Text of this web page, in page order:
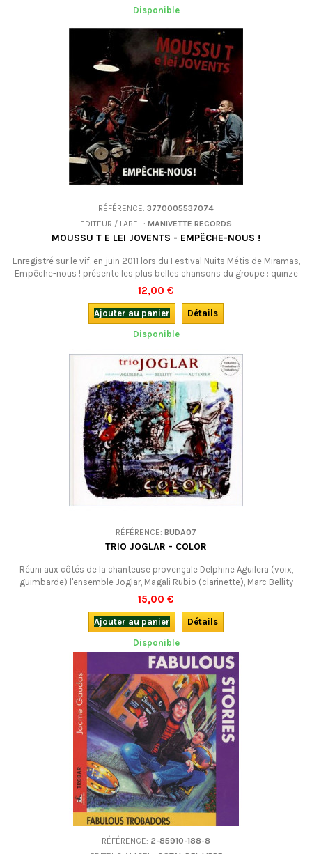
Disponible
RÉFÉRENCE: 3770005537074
EDITEUR / LABEL : MANIVETTE RECORDS
MOUSSU T E LEI JOVENTS - EMPÊCHE-NOUS !
Enregistré sur le vif, en juin 2011 lors du Festival Nuits Métis de Miramas,
Empêche-nous ! présente les plus belles chansons du groupe : quinze
titres évocateurs de soleil et de bonne humeur, mais aussi reflets de
l’engagement qui caractérise Tatou et ses acolytes.
12,00 €
Ajouter au panier
Détails
Disponible
RÉFÉRENCE: BUDA07
TRIO JOGLAR - COLOR
Réuni aux côtés de la chanteuse provençale Delphine Aguilera (voix,
guimbarde) l'ensemble Joglar, Magali Rubio (clarinette), Marc Bellity
(guitares), Mathias Autexier (percussions) propose ici un tableau vocal
et sonore qui met à l’honneur la poésie du sud.
15,00 €
Ajouter au panier
Détails
Disponible
RÉFÉRENCE: 2-85910-188-8